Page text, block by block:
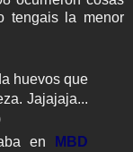
tengais la menor
huevos que
Jajajaja...
en
MBD